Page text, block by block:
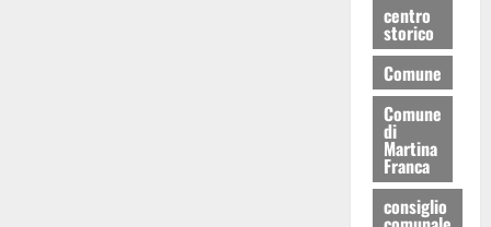
centro
storico
Comune
Comune
di
Martina
Franca
consiglio